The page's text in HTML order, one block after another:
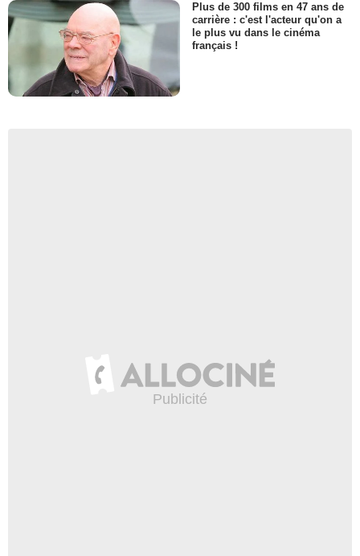
Plus de 300 films en 47 ans de
carrière : c'est l'acteur qu'on a
le plus vu dans le cinéma
français !